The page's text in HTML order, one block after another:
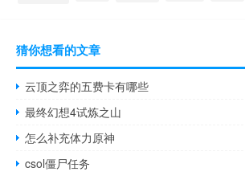
猜你想看的文章
云顶之弈的五费卡有哪些
最终幻想4试炼之山
怎么补充体力原神
csol僵尸任务